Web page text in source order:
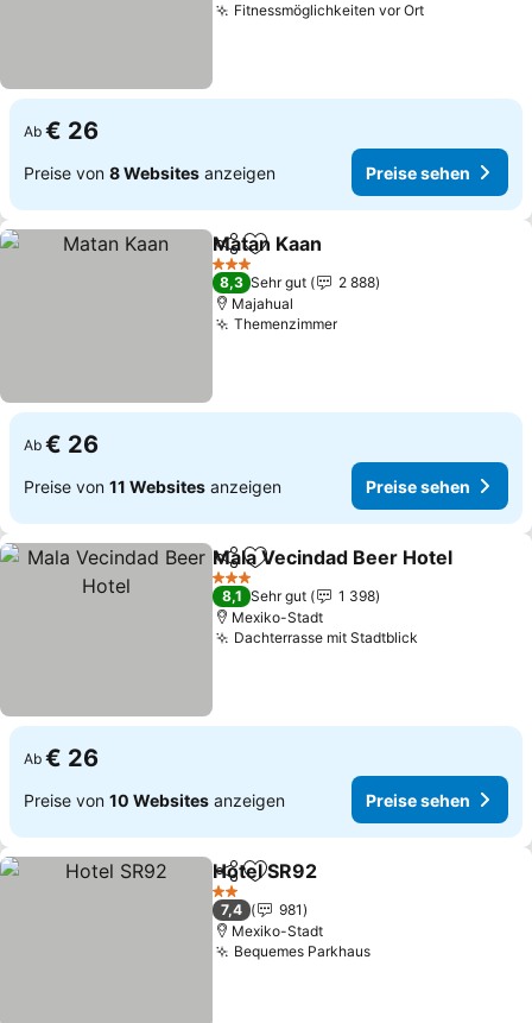
Fitnessmöglichkeiten vor Ort
Ab € 26
Preise von 8 Websites anzeigen Preise sehen
TeilenZu Favoriten hinzufügen
Matan Kaan
3 Sterne
8,3 Sehr gut
2 888
Majahual
Themenzimmer
Ab € 26
Preise von 11 Websites anzeigen Preise sehen
TeilenZu Favoriten hinzufügen
Mala Vecindad Beer Hotel
3 Sterne
8,1 Sehr gut
1 398
Mexiko-Stadt
Dachterrasse mit Stadtblick
Ab € 26
Preise von 10 Websites anzeigen Preise sehen
TeilenZu Favoriten hinzufügen
Hotel SR92
2 Sterne
7,4
981
Mexiko-Stadt
Bequemes Parkhaus